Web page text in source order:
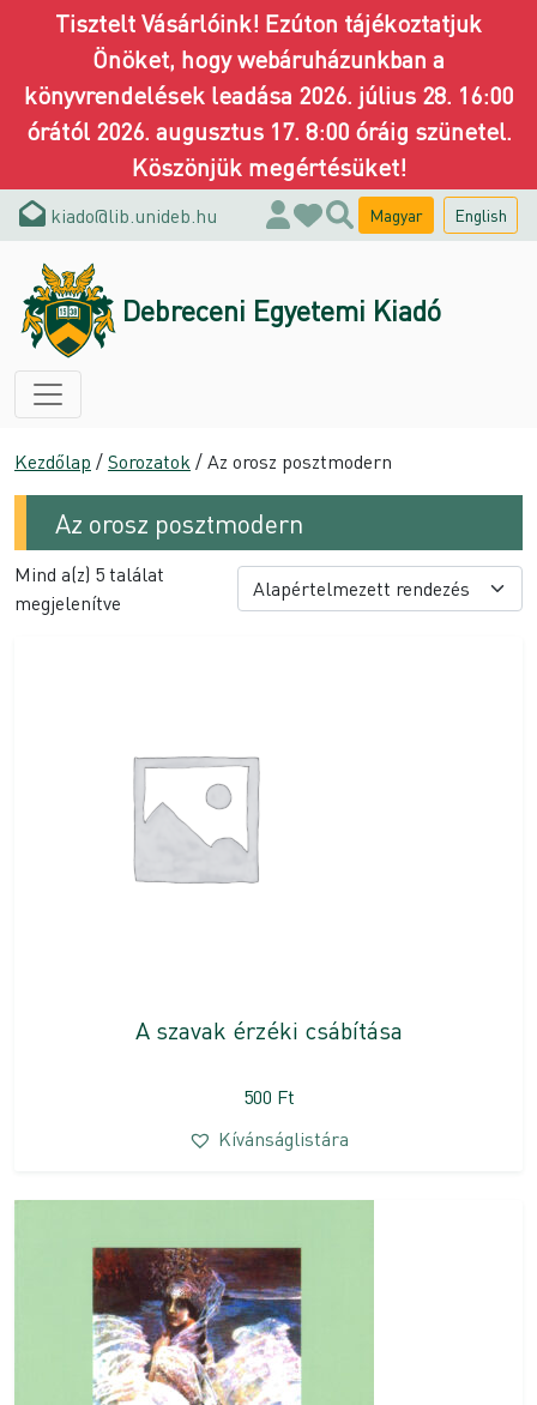
Tisztelt Vásárlóink! Ezúton tájékoztatjuk
Önöket, hogy webáruházunkban a
könyvrendelések leadása 2026. július 28. 16:00
órától 2026. augusztus 17. 8:00 óráig szünetel.
Köszönjük megértésüket!
kiado@lib.unideb.hu Magyar English
Debreceni Egyetemi Kiadó
Kezdőlap /Sorozatok / Az orosz posztmodern
Az orosz posztmodern
Mind a(z) 5 találat
megjelenítve
A szavak érzéki csábítása
500 Ft
Kívánságlistára